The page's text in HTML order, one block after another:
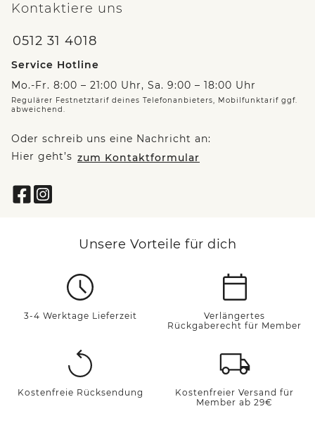
Kontaktiere uns
0512 31 4018
Service Hotline
Mo.-Fr. 8:00 – 21:00 Uhr, Sa. 9:00 – 18:00 Uhr
Regulärer Festnetztarif deines Telefonanbieters, Mobilfunktarif ggf.
abweichend.
Oder schreib uns eine Nachricht an:
Hier geht’s zum Kontaktformular
Unsere Vorteile für dich
3-4 Werktage Lieferzeit
Verlängertes
Rückgaberecht für Member
Kostenfreie Rücksendung
Kostenfreier Versand für
Member ab 29€